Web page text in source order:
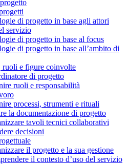
di progetto in base agli attori
servizio
di progetto in base al focus
di progetto in base all’ambito di
ruoli e figure coinvolte
di progetto
ruoli e responsabilità
processi, strumenti e rituali
la documentazione di progetto
tavoli tecnici collaborativi
decisioni
il progetto e la sua gestione
il contesto d’uso del servizio